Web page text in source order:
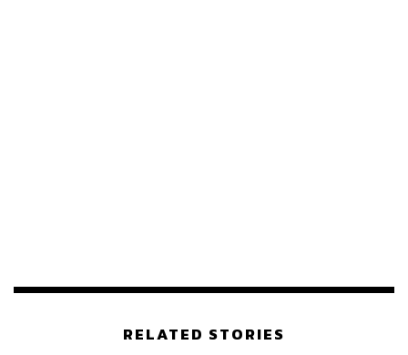
Cashless Society ในช่วงที่อีคอมเมิร์ซกำลังบูมพอดี
“ในเมืองจีนตอนนี้ถ้าใครไม่มี Alipay ก็ใช้ชีวิตลำบาก เพราะ
RELATED STORIES